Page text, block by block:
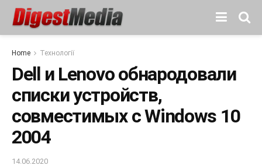
Home Технології
Dell и Lenovo обнародовали
списки устройств,
совместимых с Windows 10
2004
14.06.2020